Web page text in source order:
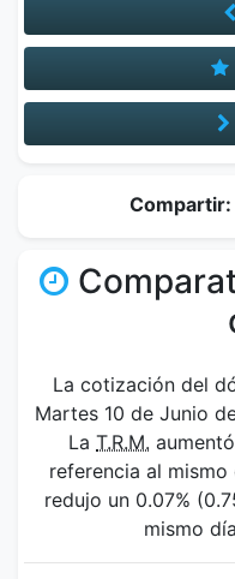
Compartir:
La cotización del
Martes 10 de Junio
La T.R.M.
referencia al
redujo un 0.07%
mismo